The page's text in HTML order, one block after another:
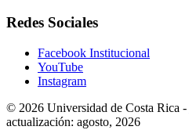
Redes Sociales
Facebook Institucional
YouTube
Instagram
© 2026 Universidad de Costa Rica -
actualización: agosto, 2026